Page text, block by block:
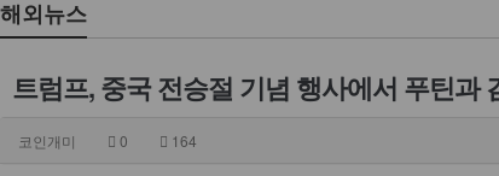
해외뉴스
트럼프, 중국 전승절 기념 행사에서 푸틴과
코인개미 0 164